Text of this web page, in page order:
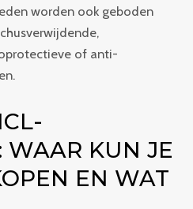
worden ook geboden
of anti-
WAAR KUN JE
EN WAT